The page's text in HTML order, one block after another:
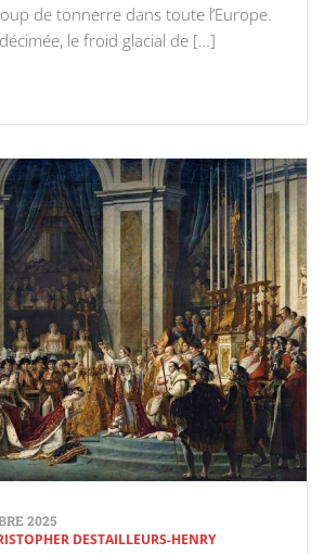
de tonnerre dans toute l’Europe.
le froid glacial de […]
2025
DESTAILLEURS-HENRY